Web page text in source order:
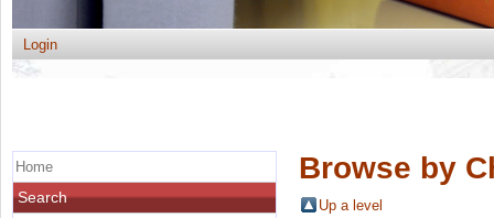
Login
Browse by
Up a level
Home
Search